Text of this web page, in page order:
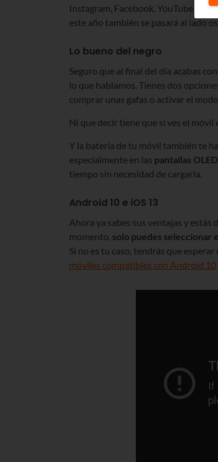
Instagram, Facebook, YouTube,
este año también se pasará al lado
Lo bueno del negro
Seguro que al final del día acabas
lo que hablamos. Tienes dos
comprar unas gafas o activar el
Ni que decir tiene que si ves el móvil
Y la batería de tu móvil también te
especialmente en las pantallas OLED
tiempo sin necesidad de cargarla.
Android 10 e iOS 13
Ahora ya sabes sus ventajas y
momento, solo puedes seleccionar
Si no es tu caso, tendrás que
móviles compatibles con Android 10